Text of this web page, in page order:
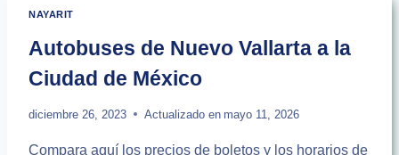
Y
NAYARIT
Autobuses de Nuevo Vallarta a la
Ciudad de México
diciembre 26, 2023 Actualizado en mayo 11, 2026
Compara aquí los precios de boletos y los horarios de